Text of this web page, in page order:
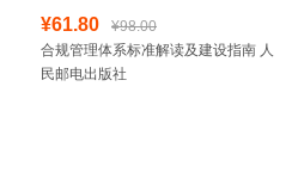
¥61.80
¥98.00
合规管理体系标准解读及建设指南 人
民邮电出版社